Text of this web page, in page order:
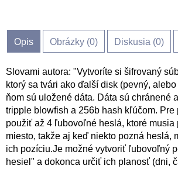
Opis Obrázky (0) Diskusia (0)
Slovami autora: "Vytvoríte si šifrovaný
ktorý sa tvári ako ďalší disk (pevný,
ňom sú uložené dáta. Dáta sú chránené
tripple blowfish a 256b hash kľúčom. Pre
použiť až 4 ľubovoľné heslá, ktoré musia
miesto, takže aj keď niekto pozná heslá,
ich pozíciu.Je možné vytvoriť ľubovoľný
hesiel" a dokonca určiť ich planosť (dni,